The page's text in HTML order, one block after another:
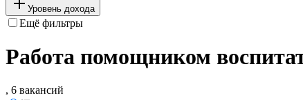
Уровень дохода
Ещё фильтры
Работа помощником
, 6 вакансий